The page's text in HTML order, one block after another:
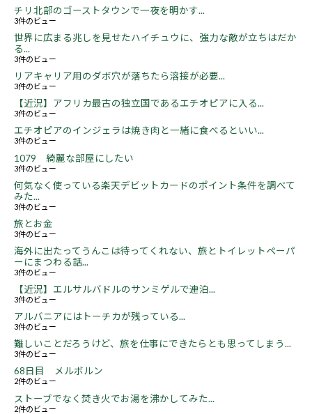
チリ北部のゴーストタウンで一夜を明かす...
3件のビュー
世界に広まる兆しを見せたハイチュウに、強力な敵が立ちはだか
る...
3件のビュー
リアキャリア用のダボ穴が落ちたら溶接が必要...
3件のビュー
【近況】アフリカ最古の独立国であるエチオピアに入る...
3件のビュー
エチオピアのインジェラは焼き肉と一緒に食べるといい...
3件のビュー
1079 綺麗な部屋にしたい
3件のビュー
何気なく使っている楽天デビットカードのポイント条件を調べて
みた...
3件のビュー
旅とお金
3件のビュー
海外に出たってうんこは待ってくれない、旅とトイレットペーパ
ーにまつわる話...
3件のビュー
【近況】エルサルバドルのサンミゲルで連泊...
3件のビュー
アルバニアにはトーチカが残っている...
3件のビュー
難しいことだろうけど、旅を仕事にできたらとも思ってしまう...
3件のビュー
68日目 メルボルン
2件のビュー
ストーブでなく焚き火でお湯を沸かしてみた...
2件のビュー